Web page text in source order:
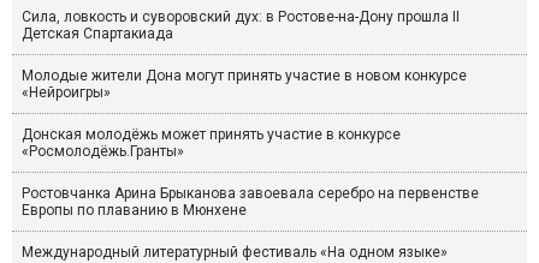
Сила, ловкость и суворовский дух: в Ростове-на-Дону прошла II
Детская Спартакиада
Молодые жители Дона могут принять участие в новом конкурсе
«Нейроигры»
Донская молодёжь может принять участие в конкурсе
«Росмолодёжь.Гранты»
Ростовчанка Арина Брыканова завоевала серебро на первенстве
Европы по плаванию в Мюнхене
Международный литературный фестиваль «На одном языке»